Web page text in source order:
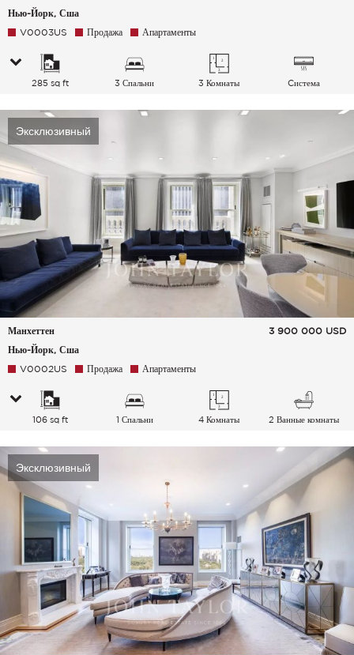
Нью-Йорк, Сша
V0003US Продажа Апартаменты
285 sq ft 3 Спальни 3 Комнаты
Cистема
Эксклюзивный
Манхеттен
Нью-Йорк, Сша
3 900 000 USD
V0002US Продажа Апартаменты
106 sq ft 1 Спальни 4 Комнаты 2 Ванные комнаты
Эксклюзивный